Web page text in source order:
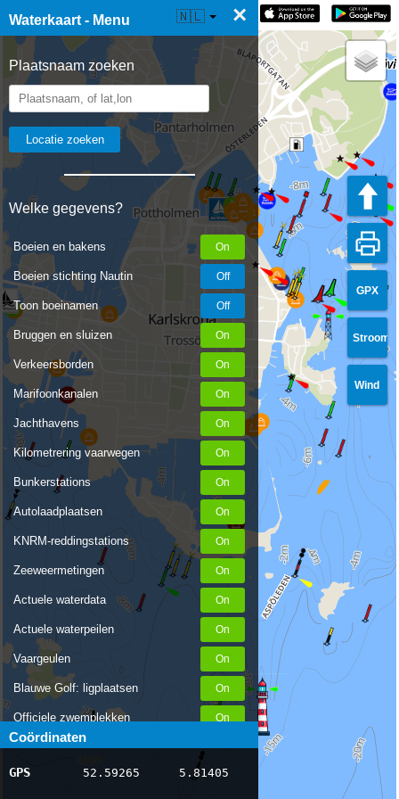
Waterkaart - Menu ×
Plaatsnaam zoeken
Welke gegevens?
Boeien en bakens
Boeien stichting Nautin
Toon boeinamen
Bruggen en sluizen
Verkeersborden
Marifoonkanalen
Jachthavens
Kilometrering vaarwegen
Bunkerstations
Autolaadplaatsen
KNRM-reddingstations
Zeeweermetingen
Actuele waterdata
Actuele waterpeilen
Vaargeulen
Blauwe Golf: ligplaatsen
Officiele zwemplekken
Stremmingen/hinder
AIS scheepsposities
Coördinaten
GPS 52.59265 5.81405
☰ Waterkaart Live 🇳🇱
GPX
Stroom
Wind